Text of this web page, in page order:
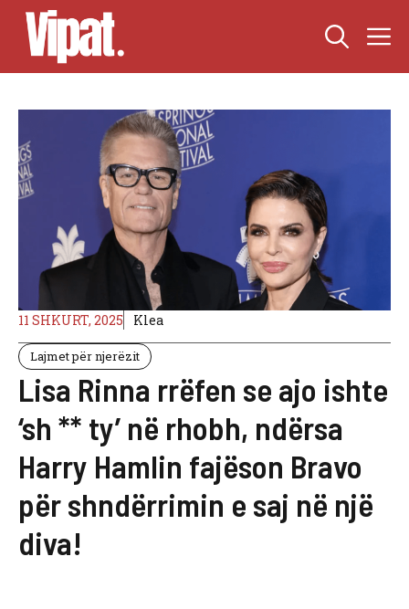
Skip
content
11 SHKURT, 2025 Klea
Lajmet për njerëzit
Lisa Rinna rrëfen se ajo ishte
‘sh ** ty’ në rhobh, ndërsa
Harry Hamlin fajëson Bravo
për shndërrimin e saj në një
diva!